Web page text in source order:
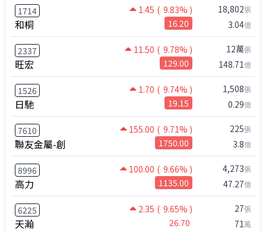
1714 1.45 ( 9.83% )
和桐 16.20
18,802張
3.04億
2337 11.50 ( 9.78% )
旺宏 129.00
12萬張
148.71億
1526 1.70 ( 9.74% )
日馳 19.15
1,508張
0.29億
7610 155.00 ( 9.71% )
聯友金屬-創 1750.00
225張
3.8億
8996 100.00 ( 9.66% )
高力 1135.00
4,273張
47.27億
6225 2.35 ( 9.65% )
天瀚 26.70
27張
71萬